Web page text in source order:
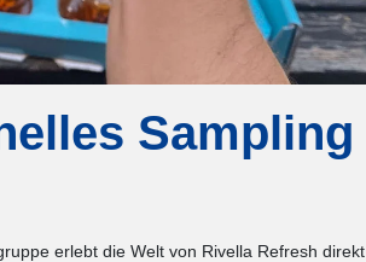
Sampling
erlebt die Welt von Rivella Refresh direkt